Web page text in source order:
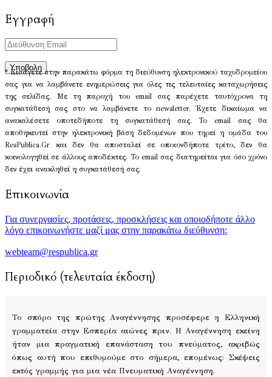
Εγγραφή
* Εισάγετε στην παρακάτω φόρμα τη διεύθυνση ηλεκτρονικού ταχυδρομείου
σας για να λαμβάνετε ενημερώσεις για όλες τις τελευταίες καταχωρήσεις
της σελίδας. Με τη παροχή του email σας παρέχετε ταυτόχρονα τη
συγκατάθεσή σας στο να λαμβάνετε το newsletter. Έχετε δικαίωμα να
ανακαλέσετε οποτεδήποτε τη συγκατάθεσή σας. Το email σας θα
αποθηκευτεί στην ηλεκτρονική βάση δεδομένων που τηρεί η ομάδα του
ResPublica.Gr και δεν θα αποσταλεί σε οποιονδήποτε τρίτο, δεν θα
κοινολογηθεί σε άλλους αποδέκτες. Το email σας διατηρείται για όσο χρόνο
δεν έχει ανακληθεί η συγκατάθεσή σας.
Επικοινωνία
Για συνεργασίες, προτάσεις, προσκλήσεις και οποιοδήποτε άλλο
λόγο επικοινωνήστε μαζί μας στην παρακάτω διεύθυνση:
webteam@respublica.gr
Περιοδικό (τελευταία έκδοση)
Το σπόρο της πρώτης Αναγέννησης προσέφερε η Ελληνική
γραμματεία στην Εσπερία αιώνες πριν. Η Αναγέννηση εκείνη
ήταν μια πραγματική επανάσταση του πνεύματος, ακριβώς
όπως αυτή που επιθυμούμε στο σήμερα, επομένως: Σκέψεις
εκτός γραμμής για μια νέα Πνευματική Αναγέννηση.